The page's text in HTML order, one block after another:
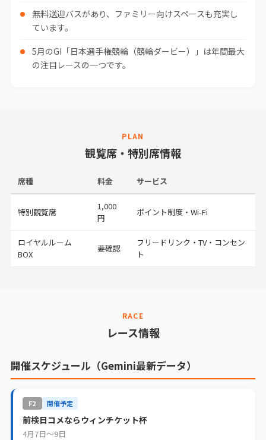
無料送迎バスがあり、ファミリー向けスペースも充実し
ています。
5月のGI「日本選手権競輪（競輪ダービー）」は年間最大
の注目レースの一つです。
PLAN
観覧席・特別席情報
席種 料金 サービス
特別観覧席
1,000
円
ポイント制度・Wi-Fi
ロイヤルルーム
BOX
要確認
フリードリンク・TV・コンセン
ト
RACE
レース情報
開催スケジュール（Gemini最新データ）
F2 開催予定
前検日コメならウィンチケット杯
4月7日〜9日